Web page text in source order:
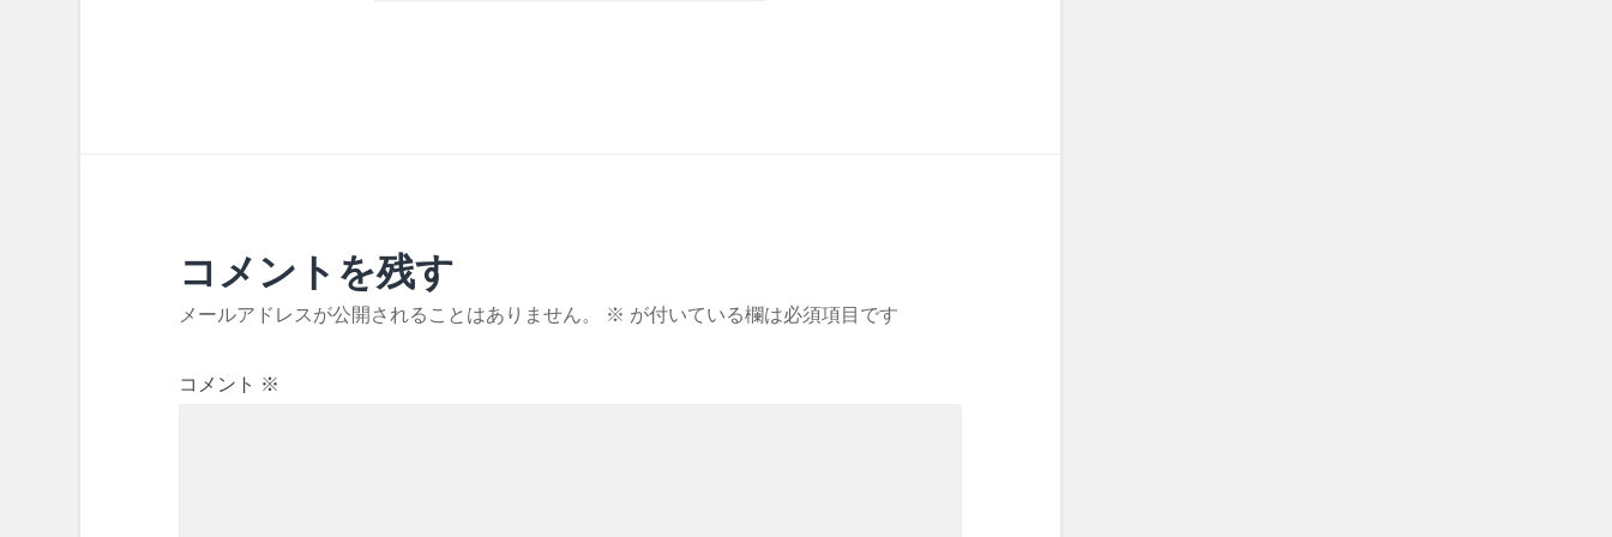
コメントを残す
メールアドレスが公開されることはありません。 ※ が付いている欄は必須項目です
コメント ※